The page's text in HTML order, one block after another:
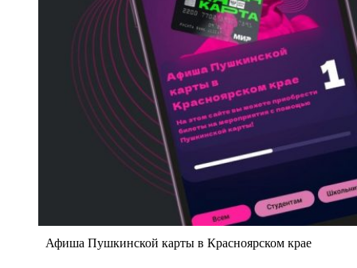
Афиша Пушкинской карты в Красноярском крае